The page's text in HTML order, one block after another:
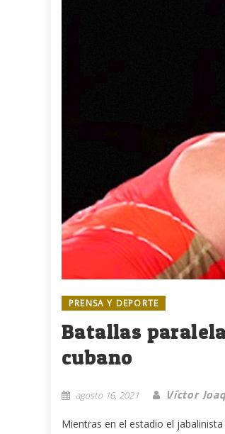
PRENSA Y DEPORTE
Batallas
cubano
agosto 16, 2021 Víctor
Mientras en el estadio el